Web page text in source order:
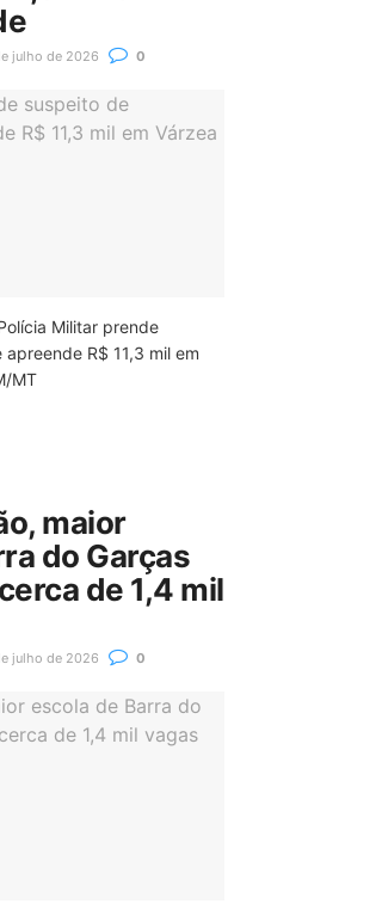
julho de 2026 0
Militar prende
R$ 11,3 mil em
MT
maior
do Garças
de 1,4 mil
julho de 2026 0